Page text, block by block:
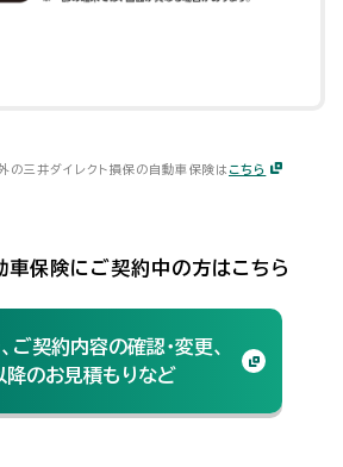
三井ダイレクト損保の自動車保険は こちら
保険にご契約中の方はこちら
ご契約内容の確認・変更、
降のお見積もりなど